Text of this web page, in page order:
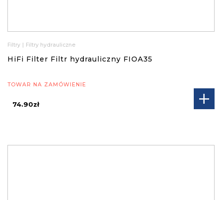
Filtry | Filtry hydrauliczne
HiFi Filter Filtr hydrauliczny FIOA35
TOWAR NA ZAMÓWIENIE
74.90zł